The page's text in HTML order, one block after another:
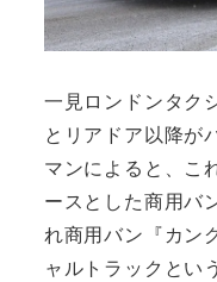
一見ロンドンタク
とリアドア以降が
マンによると、こ
ースとした商用バ
れ商用バン『カン
ャルトラックとい